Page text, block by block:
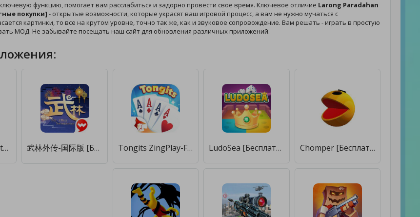
функцию, помогает вам расслабиться и задорно провести свое время. Ключевое отличие Larong Paradahan
покупки] - открытые возможности, которые украсят ваш игровой процесс, а вам не нужно мучаться с
картинки, то все на крутом уровне, точно так же, как и звуковое сопровождение. Вам решать - играть в простую
МОД. Не забывайте посещать наш сайт для обновления различных приложений.
GT Animal Simulator 3D [Бесплатные покупки] 武林外传-国际版 [Бесплатные покупки] Tongits ZingPlay-Fun Challenge [Бесплатные покупки] LudoSea [Бесплатные покупки] Chomper [Бесплатные покупки]